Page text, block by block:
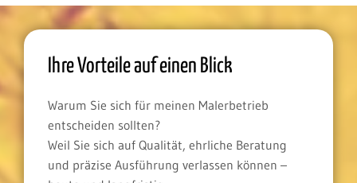
Ihre Vorteile auf einen Blick
Warum Sie sich für meinen Malerbetrieb
entscheiden sollten?
Weil Sie sich auf Qualität, ehrliche Beratung
und präzise Ausführung verlassen können –